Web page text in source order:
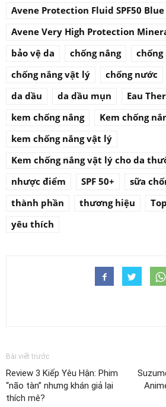
Avene Protection Fluid SPF50
Avene Very High Protection
bảo vệ da
chống nắng
chống
chống nắng vật lý
chống nước
da dầu
da dầu mụn
Eau
kem chống nắng
Kem chống
kem chống nắng vật lý
Kem chống nắng vật lý cho da
nhược điểm
SPF 50+
sữa
thành phần
thương hiệu
yêu thích
Bài viết trước
Review 3 Kiếp Yêu Hận: Phim
“não tàn” nhưng khán giả lại
thích mê?